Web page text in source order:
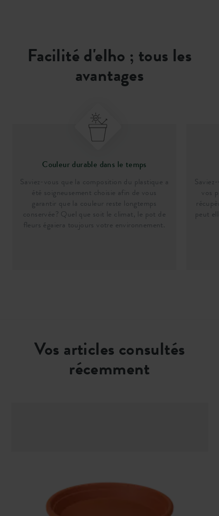
Facilité d'elho ; tous les
avantages
Couleur durable dans le temps
Saviez-vous que la composition du plastique a
été soigneusement choisie afin de vous
garantir que la couleur reste longtemps
conservée? Quel que soit le climat, le pot de
fleurs égaiera toujours votre environnement.
vos
peut
Vos articles consultés
récemment